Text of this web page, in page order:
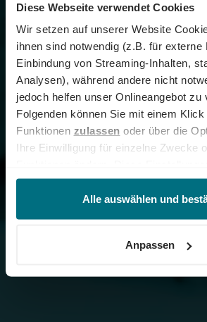
Diese Webseite verwendet Cookies
Wir setzen auf unserer Website
ihnen sind notwendig (z.B. für externe
Einbindung von Streaming-Inhalten,
Analysen), während andere nicht
jedoch helfen unser Onlineangebot zu
Folgenden können Sie mit einem
Funktionen zulassen oder über die
Ihre Einwilligung für einzelne Zwecke
jederzeit über unserenCookie-
und/oder nachträglich jederzeit
Informationen erhalten Sie über
Alle auswählen und
Anpassen